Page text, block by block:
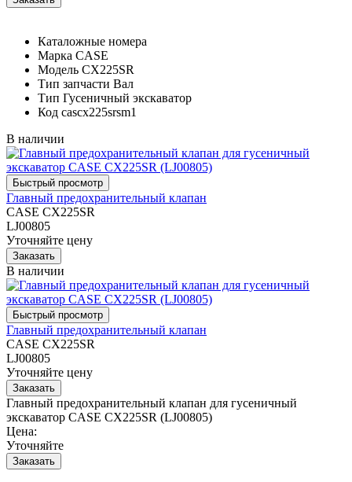
Каталожные номера
Марка CASE
Модель CX225SR
Тип запчасти Вал
Тип Гусеничный экскаватор
Код cascx225srsm1
В наличии
Главный предохранительный клапан
CASE CX225SR
LJ00805
Уточняйте цену
В наличии
Главный предохранительный клапан
CASE CX225SR
LJ00805
Уточняйте цену
Главный предохранительный клапан для гусеничный
экскаватор CASE CX225SR (LJ00805)
Цена:
Уточняйте